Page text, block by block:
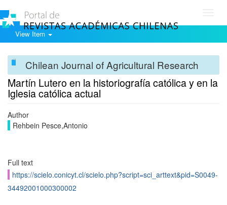
View Item
Chilean Journal of Agricultural Research
Martín Lutero en la historiografía católica y en la
Iglesia católica actual
Author
Rehbein Pesce,Antonio
Full text
https://scielo.conicyt.cl/scielo.php?script=sci_arttext&pid=S0049-
34492001000300002